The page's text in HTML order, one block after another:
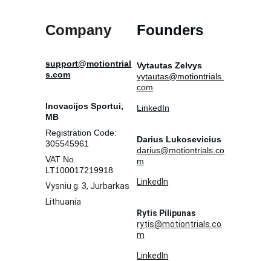
Company Founders
Vytautas Zelvys
vytautas@motiontrials.
com
LinkedIn
Darius Lukosevicius
darius@motiontrials.co
m
LinkedIn
Rytis Pilipunas
rytis@motiontrials.co
m
LinkedIn
support@motiontrial
s.com
Inovacijos Sportui,
MB
Registration Code:
305545961
VAT No.
LT100017219918
Vysniu g. 3, Jurbarkas
Lithuania